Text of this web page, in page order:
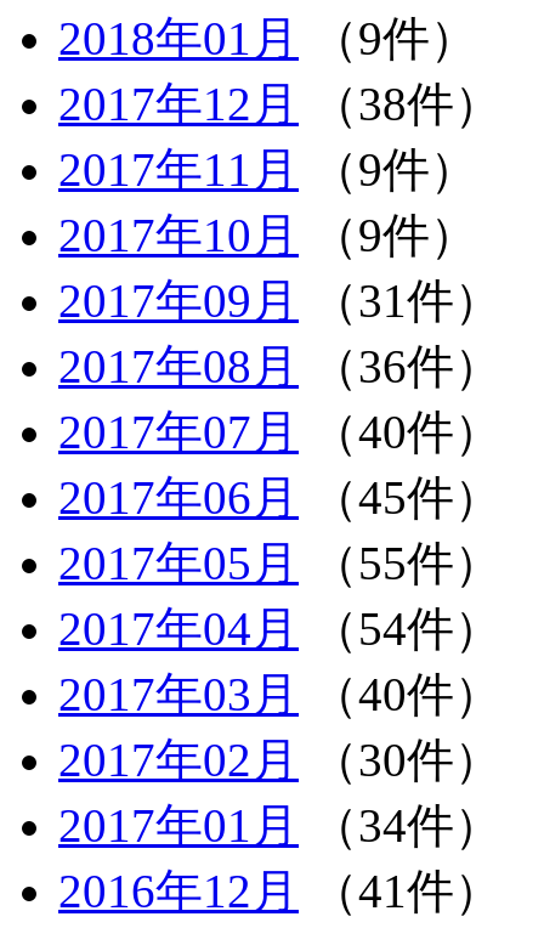
2018年01月
（9件）
2017年12月
（38件）
2017年11月
（9件）
2017年10月
（9件）
2017年09月
（31件）
2017年08月
（36件）
2017年07月
（40件）
2017年06月
（45件）
2017年05月
（55件）
2017年04月
（54件）
2017年03月
（40件）
2017年02月
（30件）
2017年01月
（34件）
2016年12月
（41件）